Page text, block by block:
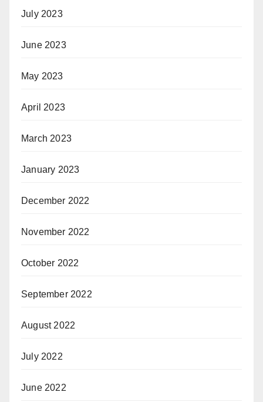
July 2023
June 2023
May 2023
April 2023
March 2023
January 2023
December 2022
November 2022
October 2022
September 2022
August 2022
July 2022
June 2022